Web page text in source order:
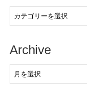
Category
Archive
Archive